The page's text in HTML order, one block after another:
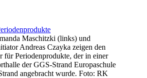
Maschitzki (links) und
Andreas Czayka zeigen den
für Periodenprodukte, der in einer
der GGS-Strand Europaschule
angebracht wurde. Foto: RK